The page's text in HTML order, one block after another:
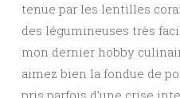
tenue par les lentilles
des légumineuses très
mon dernier hobby
aimez bien la fondue de